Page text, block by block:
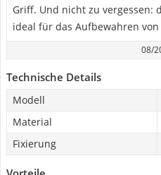
Griff. Und nicht zu vergessen:
ideal für das Aufbewahren
08/
Technische Details
Modell
Material
Fixierung